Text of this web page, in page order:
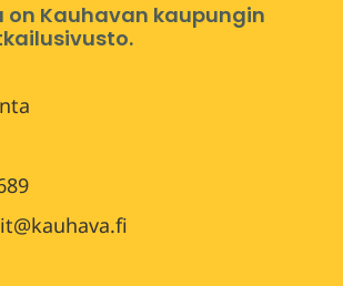
on Kauhavan kaupungin